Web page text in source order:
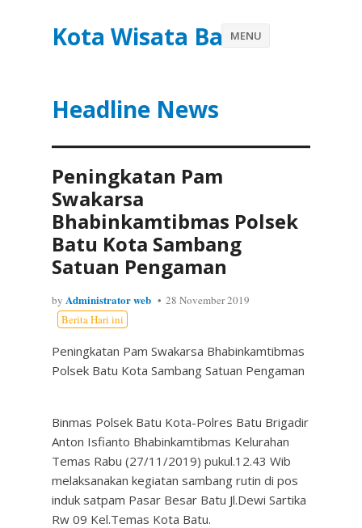
Kota Wisata Batu
Headline News
MENU
Peningkatan Pam
Swakarsa
Bhabinkamtibmas Polsek
Batu Kota Sambang
Satuan Pengaman
by Administrator web
28 November 2019
Berita Hari ini
Peningkatan Pam Swakarsa Bhabinkamtibmas
Polsek Batu Kota Sambang Satuan Pengaman
Binmas Polsek Batu Kota-Polres Batu Brigadir
Anton Isfianto Bhabinkamtibmas Kelurahan
Temas Rabu (27/11/2019) pukul.12.43 Wib
melaksanakan kegiatan sambang rutin di pos
induk satpam Pasar Besar Batu Jl.Dewi Sartika
Rw 09 Kel.Temas Kota Batu.